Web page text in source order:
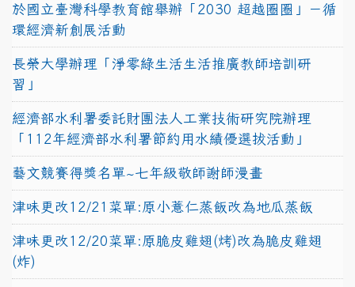
於國立臺灣科學教育館舉辦「2030 超越圈圈」－循
環經濟新創展活動
長榮大學辦理「淨零綠生活生活推廣教師培訓研
習」
經濟部水利署委託財團法人工業技術研究院辦理
「112年經濟部水利署節約用水績優選拔活動」
藝文競賽得獎名單~七年級敬師謝師漫畫
津味更改12/21菜單:原小薏仁蒸飯改為地瓜蒸飯
津味更改12/20菜單:原脆皮雞翅(烤)改為脆皮雞翅
(炸)